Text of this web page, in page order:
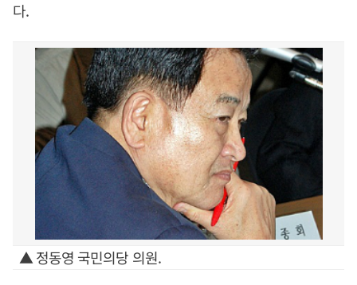
다.
▲ 정동영 국민의당 의원.